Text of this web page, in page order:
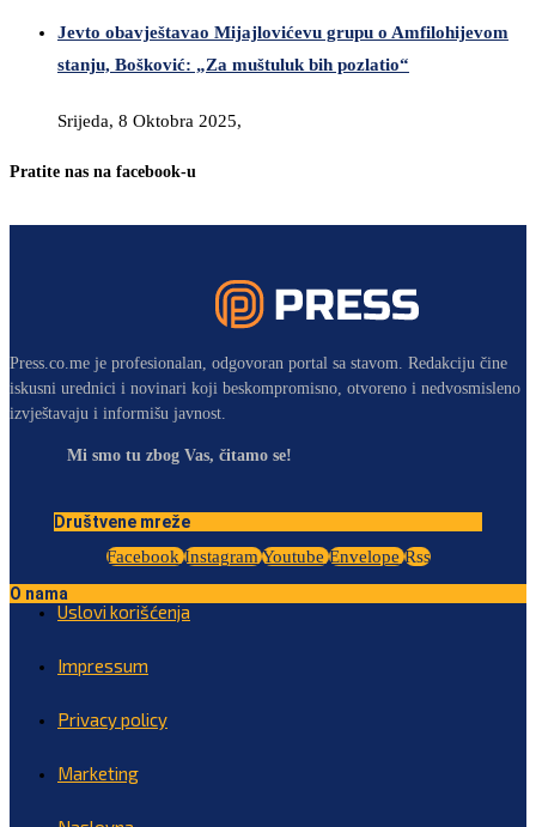
Jevto obavještavao Mijajlovićevu grupu o Amfilohijevom
stanju, Bošković: „Za muštuluk bih pozlatio“
Srijeda, 8 Oktobra 2025,
Pratite nas na facebook-u
Press.co.me je profesionalan, odgovoran portal sa stavom. Redakciju čine
iskusni urednici i novinari koji beskompromisno, otvoreno i nedvosmisleno
izvještavaju i informišu javnost.
Mi smo tu zbog Vas, čitamo se!
Društvene mreže
Facebook Instagram Youtube Envelope Rss
O nama
Uslovi korišćenja
Impressum
Privacy policy
Marketing